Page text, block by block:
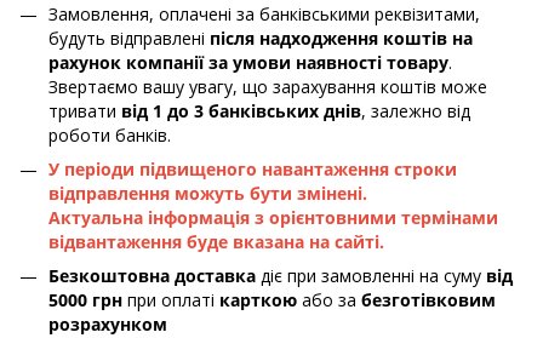
Замовлення, оплачені за банківськими реквізитами,
будуть відправлені після надходження коштів на
рахунок компанії за умови наявності товару.
Звертаємо вашу увагу, що зарахування коштів може
тривати від 1 до 3 банківських днів, залежно від
роботи банків.
У періоди підвищеного навантаження строки
відправлення можуть бути змінені.
Актуальна інформація з орієнтовними термінами
відвантаження буде вказана на сайті.
Безкоштовна доставка діє при замовленні на суму від
5000 грн при оплаті карткою або за безготівковим
розрахунком